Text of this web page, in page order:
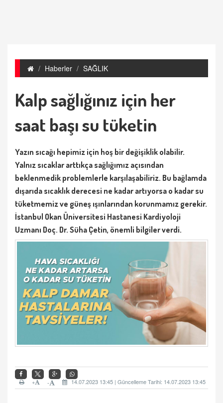
Haberler SAĞLIK
Kalp sağlığınız için her
saat başı su tüketin
Yazın sıcağı hepimiz için hoş bir değişiklik olabilir.
Yalnız sıcaklar arttıkça sağlığımız açısından
beklenmedik problemlerle karşılaşabiliriz. Bu bağlamda
dışarıda sıcaklık derecesi ne kadar artıyorsa o kadar su
tüketmemiz ve güneş ışınlarından korunmamız gerekir.
İstanbul Okan Üniversitesi Hastanesi Kardiyoloji
Uzmanı Doç. Dr. Süha Çetin, önemli bilgiler verdi.
14.07.2023 13:45 | Güncelleme Tarihi: 14.07.2023 13:45
-
+